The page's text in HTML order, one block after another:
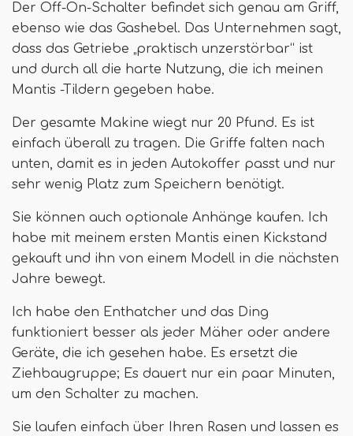
Der Off-On-Schalter befindet sich genau am Griff,
ebenso wie das Gashebel. Das Unternehmen sagt,
dass das Getriebe „praktisch unzerstörbar“ ist
und durch all die harte Nutzung, die ich meinen
Mantis -Tildern gegeben habe.
Der gesamte Makine wiegt nur 20 Pfund. Es ist
einfach überall zu tragen. Die Griffe falten nach
unten, damit es in jeden Autokoffer passt und nur
sehr wenig Platz zum Speichern benötigt.
Sie können auch optionale Anhänge kaufen. Ich
habe mit meinem ersten Mantis einen Kickstand
gekauft und ihn von einem Modell in die nächsten
Jahre bewegt.
Ich habe den Enthatcher und das Ding
funktioniert besser als jeder Mäher oder andere
Geräte, die ich gesehen habe. Es ersetzt die
Ziehbaugruppe; Es dauert nur ein paar Minuten,
um den Schalter zu machen.
Sie laufen einfach über Ihren Rasen und lassen es